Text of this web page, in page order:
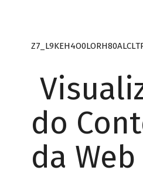
do
da Web